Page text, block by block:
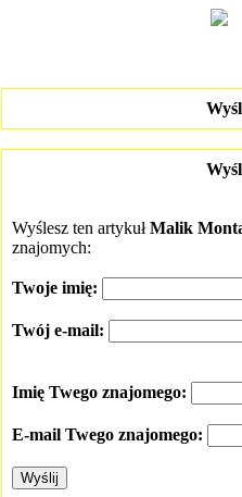
Wyślesz ten artykułMalik
znajomych:
Twoje imię:
Twój e-mail:
Imię Twego znajomego:
E-mail Twego znajomego: